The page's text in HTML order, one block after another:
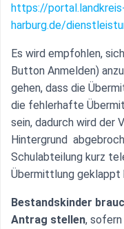
https://
harburg.de/
Es wird empfohlen,
Button Anmelden)
gehen, dass die
die fehlerhafte
sein, dadurch wird der
Hintergrund
Schulabteilung kurz
Übermittlung geklappt
Bestandskinder
Antrag stellen,